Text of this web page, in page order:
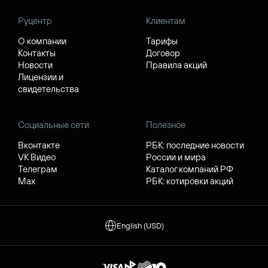
Руцентр
О компании
Контакты
Новости
Лицензии и
свидетельства
Клиентам
Тарифы
Договор
Правила акций
Социальные сети
Вконтакте
VK Видео
Телеграм
Max
Полезное
РБК: последние новости
России и мира
Каталог компаний РФ
РБК: котировки акций
English (USD)